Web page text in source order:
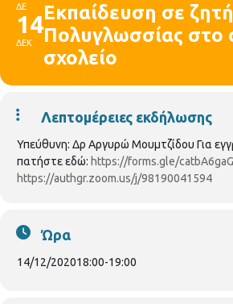
ΔΕ
14
ΔΕΚ
Εκπαίδευση σε
Πολυγλωσσίας στο
σχολείο
Λεπτομέρειες εκδήλωσης
Υπεύθυνη: Δρ Αργυρώ Μουμτζίδου Για
πατήστε εδώ: https://forms.gle/
https://authgr.zoom.us/j/98190041594
Ώρα
14/12/202018:00-19:00